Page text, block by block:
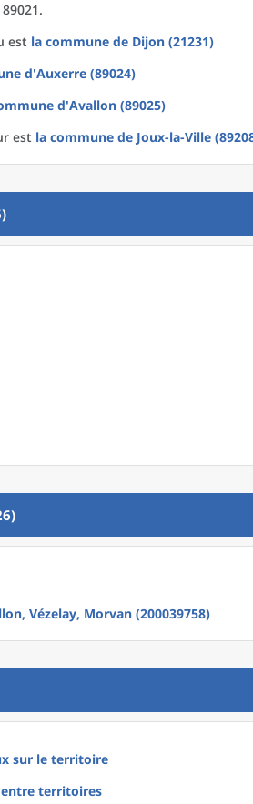
est la commune de Dijon (21231)
d'Auxerre (89024)
d'Avallon (89025)
est la commune de Joux-la-Ville
Vézelay, Morvan (200039758)
sur le territoire
territoires